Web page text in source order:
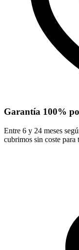
Garantía 100%
Entre 6 y 24 meses
cubrimos sin coste para